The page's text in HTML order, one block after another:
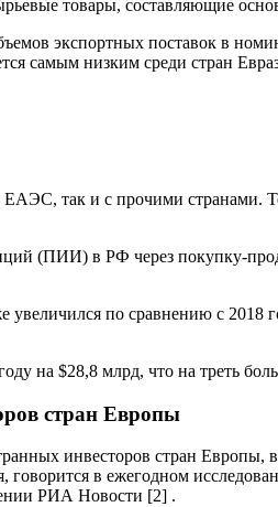
товары, составляющие
экспортных поставок в
самым низким среди стран
так и с прочими странами.
(ПИИ) в РФ через покупку-
по сравнению с
на $28,8 млрд, что на треть
стран Европы
инвесторов стран Европы,
в ежегодном
РИА Новости [2] .